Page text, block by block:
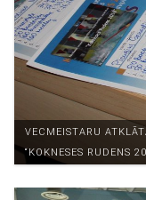
VECMEISTARU
“KOKNESES RUDENS